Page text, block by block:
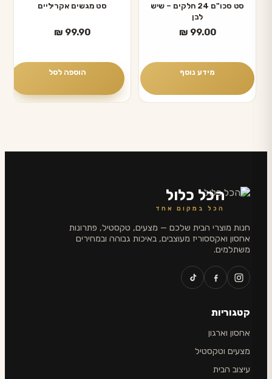
סט סכו"ם 24 חלקים – שיש
לבן
₪ 99.00
מידע נוסף
סט מגשים אקריליים
₪ 99.90
הוספה לסל
הכל כלול
הכל במקום אחד
חנות מוצרי הבית שלכם — מצעים, טקסטיל, פתרונות
אחסון ואקססוריז מעוצבים, באיכות גבוהה ובמחירים
משתלמים.
קטגוריות
אחסון וארגון
מצעים וטקסטיל
עיצוב הבית